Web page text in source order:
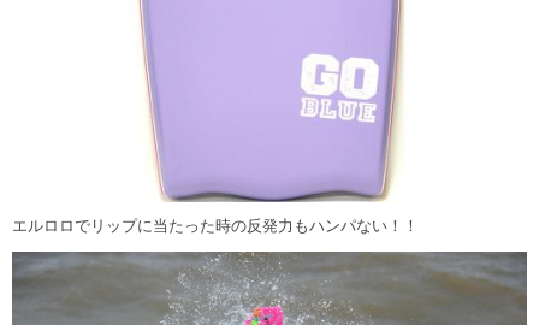
エルロロでリップに当たった時の反発力もハンパない！！